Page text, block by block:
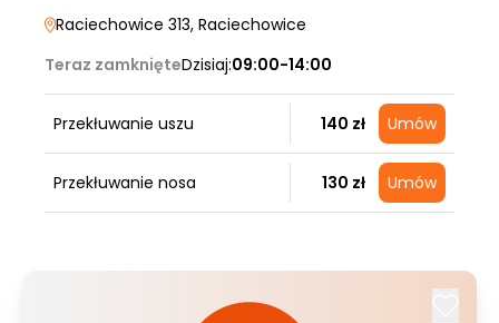
Raciechowice 313, Raciechowice
Teraz zamknięteDzisiaj:09:00-14:00
Przekłuwanie uszu 140 zł Umów
Przekłuwanie nosa 130 zł Umów